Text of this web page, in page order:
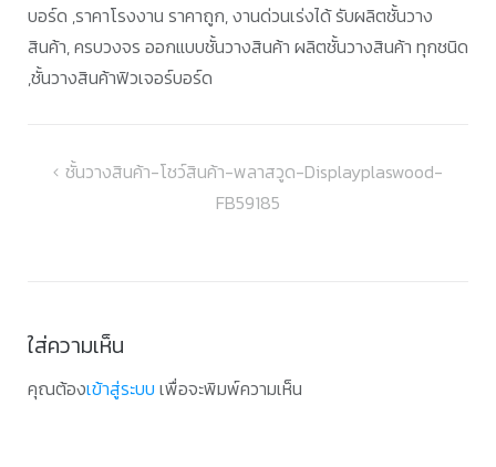
บอร์ด ,ราคาโรงงาน ราคาถูก, งานด่วนเร่งได้ รับผลิตชั้นวาง
สินค้า, ครบวงจร ออกแบบชั้นวางสินค้า ผลิตชั้นวางสินค้า ทุกชนิด
,ชั้นวางสินค้าฟิวเจอร์บอร์ด
แนะแนว
ชั้นวางสินค้า-โชว์สินค้า-พลาสวูด-Displayplaswood-
FB59185
ใส่ความเห็น
คุณต้องเข้าสู่ระบบ เพื่อจะพิมพ์ความเห็น